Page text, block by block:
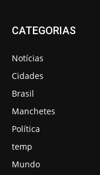
CATEGORIAS
Notícias
Cidades
Brasil
Manchetes
Política
temp
Mundo